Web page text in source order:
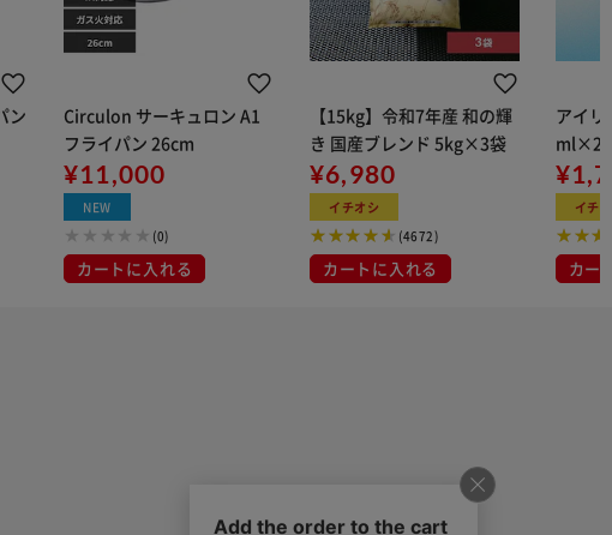
ン
Circulon サーキュロン A1
フライパン 26cm
¥11,000
NEW
(0)
カートに入れる
【15kg】令和7年産 和の輝
き 国産ブレンド 5kg×3袋
¥6,980
イチオシ
(4672)
カートに入れる
アイリ
ml×24
用
イチ
カー